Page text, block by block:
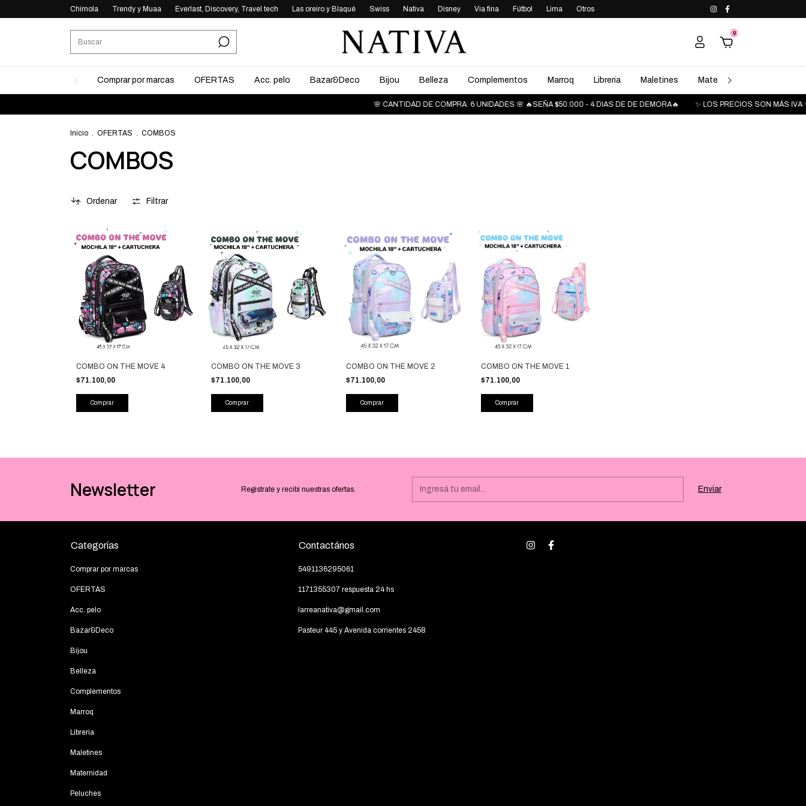
Chimola Trendy y Muaa Everlast, Discovery, Travel tech Las oreiro y Blaqué Swiss Nativa Disney Via fina Fútbol Lima Otros
0
Comprar por marcas OFERTAS Acc. pelo Bazar&Deco Bijou Belleza Complementos Marroq Libreria Maletines Maternidad
🌸 CANTIDAD DE COMPRA: 6 UNIDADES 🌸 🔥SEÑA $50.000 - 4 DIAS DE DE DEMORA🔥 ✨ LOS PRECIOS SON MÁS IVA ✨
Inicio . OFERTAS . COMBOS
COMBOS
Ordenar Filtrar
COMBO ON THE MOVE 4
$71.100,00
COMBO ON THE MOVE 3
$71.100,00
COMBO ON THE MOVE 2
$71.100,00
COMBO ON THE MOVE 1
$71.100,00
Newsletter Registrate y recibí nuestras ofertas.
Categorías
Comprar por marcas
OFERTAS
Acc. pelo
Bazar&Deco
Bijou
Belleza
Complementos
Marroq
Libreria
Maletines
Maternidad
Peluches
Contactános
5491136295061
1171355307 respuesta 24 hs
larreanativa@gmail.com
Pasteur 445 y Avenida corrientes 2458